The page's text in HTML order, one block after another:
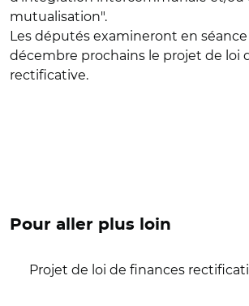
mutualisation".
Les députés examineront en
décembre prochains le projet de loi
rectificative.
Pour aller plus loin
Projet de loi de finances